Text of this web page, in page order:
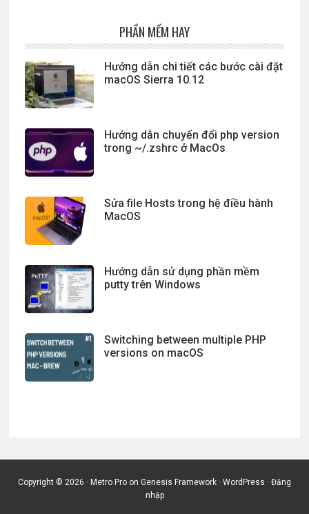
PHẦN MỀM HAY
Hướng dẫn chi tiết các bước cài đặt
macOS Sierra 10.12
Hướng dẫn chuyển đổi php version
trong ~/.zshrc ở MacOs
Sửa file Hosts trong hệ điều hành
MacOS
Hướng dẫn sử dụng phần mềm
putty trên Windows
Switching between multiple PHP
versions on macOS
Copyright © 2026 · Metro Pro on Genesis Framework · WordPress · Đăng
nhập